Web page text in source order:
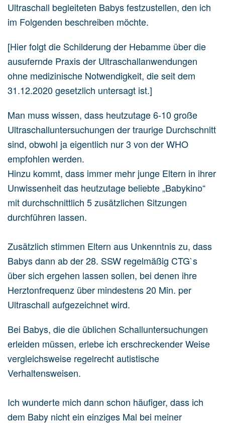
Ultraschall begleiteten Babys festzustellen, den ich
im Folgenden beschreiben möchte.
[Hier folgt die Schilderung der Hebamme über die
ausufernde Praxis der Ultraschallanwendungen
ohne medizinische Notwendigkeit, die seit dem
31.12.2020 gesetzlich untersagt ist.]
Man muss wissen, dass heutzutage 6-10 große
Ultraschalluntersuchungen der traurige Durchschnitt
sind, obwohl ja eigentlich nur 3 von der WHO
empfohlen werden.
Hinzu kommt, dass immer mehr junge Eltern in ihrer
Unwissenheit das heutzutage beliebte „Babykino“
mit durchschnittlich 5 zusätzlichen Sitzungen
durchführen lassen.
Zusätzlich stimmen Eltern aus Unkenntnis zu, dass
Babys dann ab der 28. SSW regelmäßig CTG`s
über sich ergehen lassen sollen, bei denen ihre
Herztonfrequenz über mindestens 20 Min. per
Ultraschall aufgezeichnet wird.
Bei Babys, die die üblichen Schalluntersuchungen
erleiden müssen, erlebe ich erschreckender Weise
vergleichsweise regelrecht autistische
Verhaltensweisen.
Ich wunderte mich dann schon häufiger, dass ich
dem Baby nicht ein einziges Mal bei meiner